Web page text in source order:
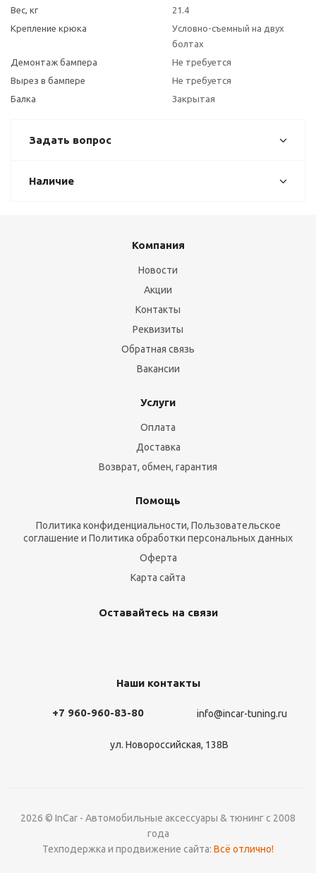
Вес, кг
21.4
Крепление крюка
Условно-съемный на двух
болтах
Демонтаж бампера
Не требуется
Вырез в бампере
Не требуется
Балка
Закрытая
Задать вопрос
Наличие
Компания
Новости
Акции
Контакты
Реквизиты
Обратная связь
Вакансии
Услуги
Оплата
Доставка
Возврат, обмен, гарантия
Помощь
Политика конфиденциальности, Пользовательское
соглашение и Политика обработки персональных данных
Оферта
Карта сайта
Оставайтесь на связи
Наши контакты
+7 960-960-83-80 info@incar-tuning.ru
ул. Новороссийская, 138В
2026 © InCar - Автомобильные аксессуары & тюнинг с 2008
года
Техподержка и продвижение сайта: Всё отлично!